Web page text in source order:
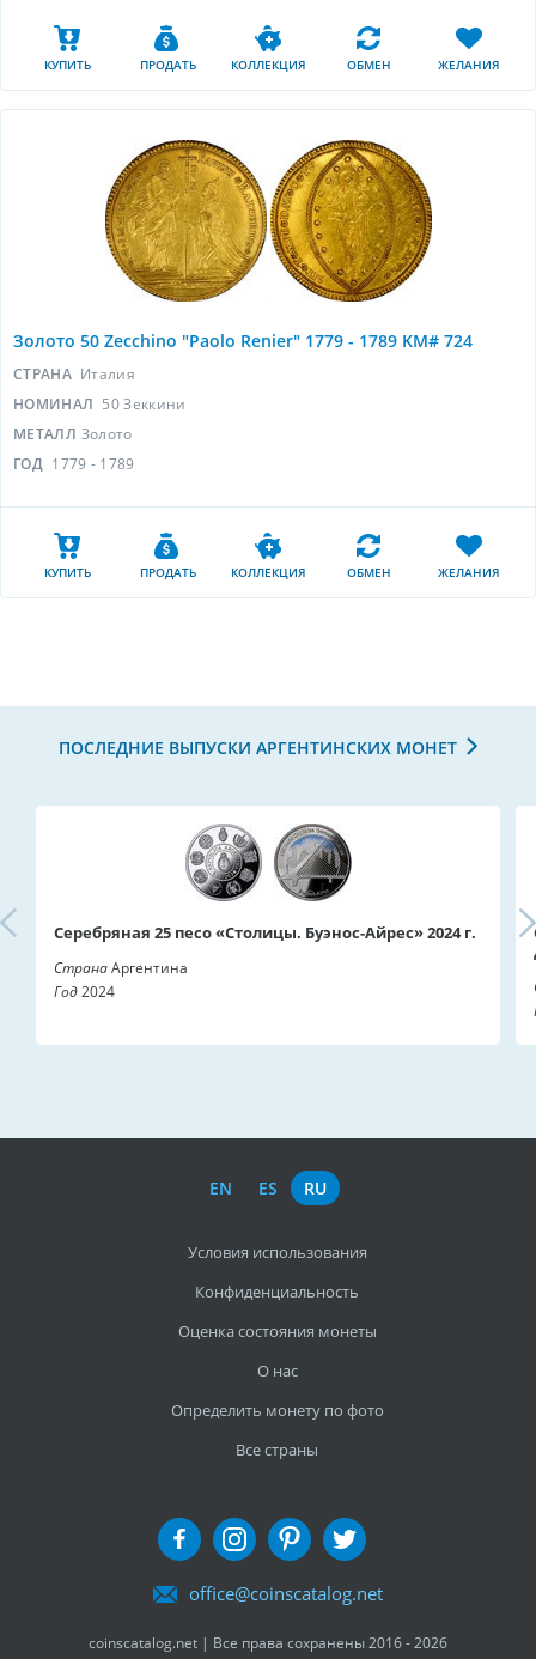
КУПИТЬ ПРОДАТЬ КОЛЛЕКЦИЯ ОБМЕН ЖЕЛАНИЯ
Золото 50 Zecchino "Paolo Renier" 1779 - 1789 KM# 724
СТРАНА Италия
НОМИНАЛ 50 Зеккини
МЕТАЛЛ Золото
ГОД 1779 - 1789
КУПИТЬ ПРОДАТЬ КОЛЛЕКЦИЯ ОБМЕН ЖЕЛАНИЯ
ПОСЛЕДНИЕ ВЫПУСКИ АРГЕНТИНСКИХ МОНЕТ
Серебряная 25 песо «Столицы. Буэнос-Айрес» 2024 г.
СтранаАргентина
Год2024
EN ES RU
Условия использования
Конфиденциальность
Оценка состояния монеты
О нас
Определить монету по фото
Все страны
office@coinscatalog.net
coinscatalog.net | Все права сохранены 2016 - 2026